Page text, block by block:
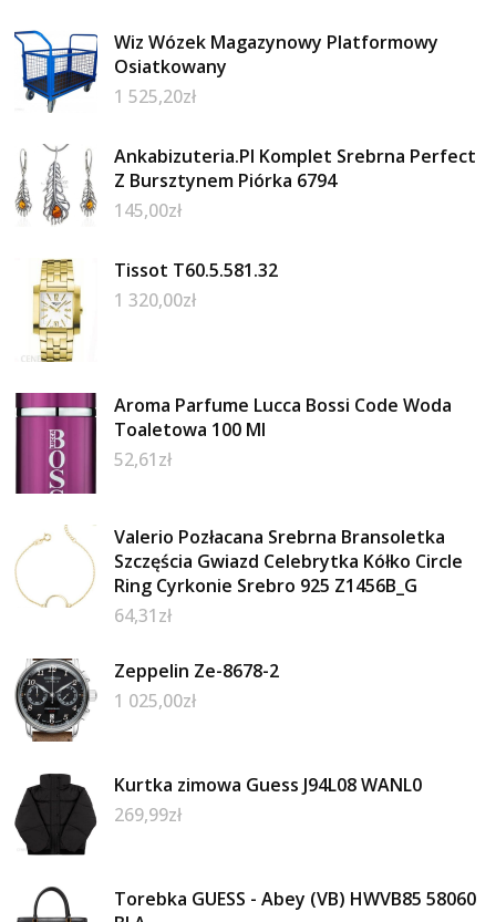
Wiz Wózek Magazynowy Platformowy
Osiatkowany
1 525,20zł
Ankabizuteria.Pl Komplet Srebrna Perfect
Z Bursztynem Piórka 6794
145,00zł
Tissot T60.5.581.32
1 320,00zł
Aroma Parfume Lucca Bossi Code Woda
Toaletowa 100 Ml
52,61zł
Valerio Pozłacana Srebrna Bransoletka
Szczęścia Gwiazd Celebrytka Kółko Circle
Ring Cyrkonie Srebro 925 Z1456B_G
64,31zł
Zeppelin Ze-8678-2
1 025,00zł
Kurtka zimowa Guess J94L08 WANL0
269,99zł
Torebka GUESS - Abey (VB) HWVB85 58060